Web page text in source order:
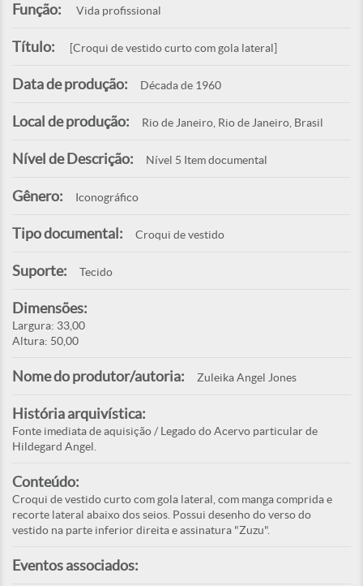
Função: Vida profissional
Título: [Croqui de vestido curto com gola lateral]
Data de produção: Década de 1960
Local de produção: Rio de Janeiro, Rio de Janeiro, Brasil
Nível de Descrição: Nível 5 Item documental
Gênero: Iconográfico
Tipo documental: Croqui de vestido
Suporte: Tecido
Dimensões:
Largura: 33,00
Altura: 50,00
Nome do produtor/autoria: Zuleika Angel Jones
História arquivística:
Fonte imediata de aquisição / Legado do Acervo particular de
Hildegard Angel.
Conteúdo:
Croqui de vestido curto com gola lateral, com manga comprida e
recorte lateral abaixo dos seios. Possui desenho do verso do
vestido na parte inferior direita e assinatura "Zuzu".
Eventos associados: